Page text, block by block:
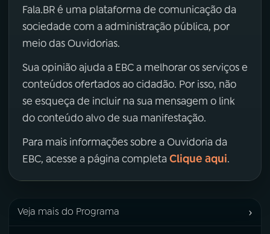
Fala.BR é uma plataforma de comunicação da
sociedade com a administração pública, por
meio das Ouvidorias.
Sua opinião ajuda a EBC a melhorar os serviços e
conteúdos ofertados ao cidadão. Por isso, não
se esqueça de incluir na sua mensagem o link
do conteúdo alvo de sua manifestação.
Para mais informações sobre a Ouvidoria da
EBC, acesse a página completa Clique aqui.
Veja mais do Programa ›